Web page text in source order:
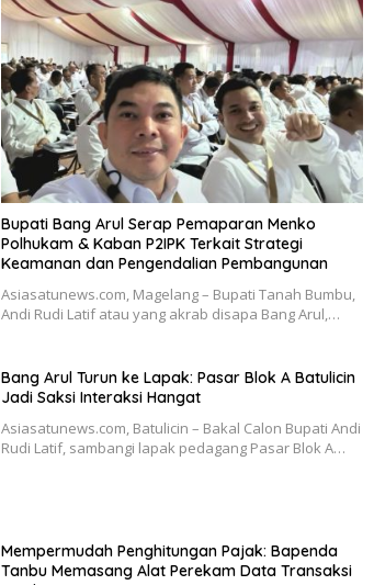
Bupati Bang Arul Serap Pemaparan Menko
Polhukam & Kaban P2IPK Terkait Strategi
Keamanan dan Pengendalian Pembangunan
Asiasatunews.com, Magelang – Bupati Tanah Bumbu,
Andi Rudi Latif atau yang akrab disapa Bang Arul,…
Bang Arul Turun ke Lapak: Pasar Blok A Batulicin
Jadi Saksi Interaksi Hangat
Asiasatunews.com, Batulicin – Bakal Calon Bupati Andi
Rudi Latif, sambangi lapak pedagang Pasar Blok A…
Mempermudah Penghitungan Pajak: Bapenda
Tanbu Memasang Alat Perekam Data Transaksi